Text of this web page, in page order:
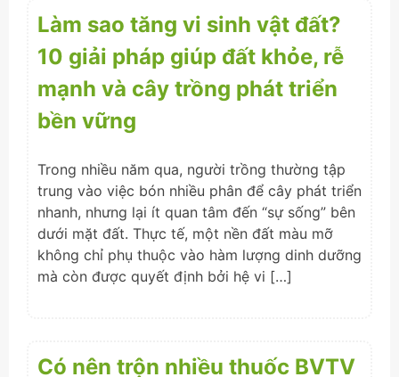
Làm sao tăng vi sinh vật đất?
10 giải pháp giúp đất khỏe, rễ
mạnh và cây trồng phát triển
bền vững
Trong nhiều năm qua, người trồng thường tập
trung vào việc bón nhiều phân để cây phát triển
nhanh, nhưng lại ít quan tâm đến “sự sống” bên
dưới mặt đất. Thực tế, một nền đất màu mỡ
không chỉ phụ thuộc vào hàm lượng dinh dưỡng
mà còn được quyết định bởi hệ vi […]
Có nên trộn nhiều thuốc BVTV